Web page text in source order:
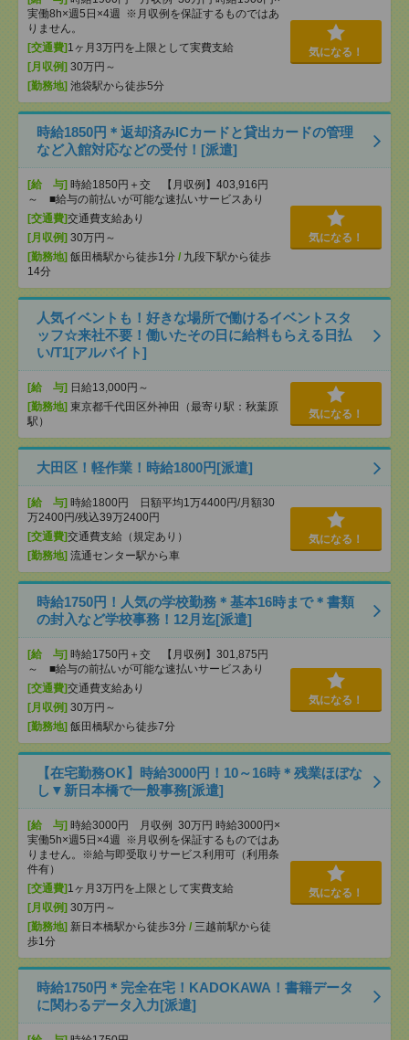
実働8h×週5日×4週 ※月収例を保証するものではあ
りません。
[交通費] 1ヶ月3万円を上限として実費支給
[月収例] 30万円～
[勤務地] 池袋駅から徒歩5分
気になる！
時給1850円＊返却済みICカードと貸出カードの管理
など入館対応などの受付！[派遣]
[給 与] 時給1850円＋交 【月収例】403,916円
～ ■給与の前払いが可能な速払いサービスあり
[交通費]交通費支給あり
[月収例] 30万円～
[勤務地] 飯田橋駅から徒歩1分 / 九段下駅から徒歩
14分
気になる！
人気イベントも！好きな場所で働けるイベントスタ
ッフ☆来社不要！働いたその日に給料もらえる日払
い/T1[アルバイト]
[給 与] 日給13,000円～
[勤務地] 東京都千代田区外神田（最寄り駅：秋葉原
駅）
気になる！
大田区！軽作業！時給1800円[派遣]
[給 与] 時給1800円 日額平均1万4400円/月額30
万2400円/残込39万2400円
[交通費]交通費支給（規定あり）
[勤務地] 流通センター駅から車
気になる！
時給1750円！人気の学校勤務＊基本16時まで＊書類
の封入など学校事務！12月迄[派遣]
[給 与] 時給1750円＋交 【月収例】301,875円
～ ■給与の前払いが可能な速払いサービスあり
[交通費]交通費支給あり
[月収例] 30万円～
[勤務地] 飯田橋駅から徒歩7分
気になる！
【在宅勤務OK】時給3000円！10～16時＊残業ほぼな
し▼新日本橋で一般事務[派遣]
[給 与] 時給3000円 月収例 30万円 時給3000円×
実働5h×週5日×4週 ※月収例を保証するものではあ
りません。※給与即受取りサービス利用可（利用条
件有）
[交通費] 1ヶ月3万円を上限として実費支給
[月収例] 30万円～
[勤務地] 新日本橋駅から徒歩3分 / 三越前駅から徒
歩1分
気になる！
時給1750円＊完全在宅！KADOKAWA！書籍データ
に関わるデータ入力[派遣]